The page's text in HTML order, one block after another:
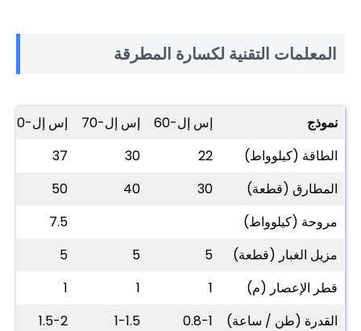
المعلمات التقنية لكسارة المطرقة
نموذج إس إل-60 إس إل-70
إس إل-80
الطاقة (كيلوواط)
22
30
37
المطارق (قطعة)
30
40
50
مروحة (كيلوواط)
7.5
مزيل الغبار (قطعة)
5
5
5
قطر الإعصار (م)
1
1
1
القدرة (طن / ساعة)
0.8-1
1-1.5
1.5-2